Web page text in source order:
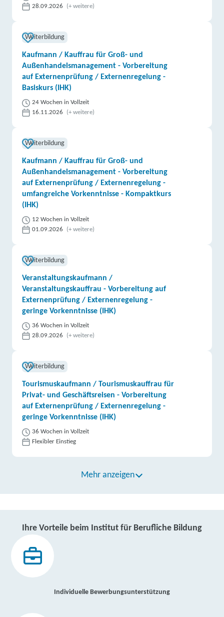
28.09.2026
(+ weitere)
Weiterbildung
Kaufmann / Kauffrau für Groß- und
Außenhandelsmanagement - Vorbereitung
auf Externenprüfung / Externenregelung -
Basiskurs (IHK)
24 Wochen in Vollzeit
16.11.2026
(+ weitere)
Weiterbildung
Kaufmann / Kauffrau für Groß- und
Außenhandelsmanagement - Vorbereitung
auf Externenprüfung / Externenregelung -
umfangreiche Vorkenntnisse - Kompaktkurs
(IHK)
12 Wochen in Vollzeit
01.09.2026
(+ weitere)
Weiterbildung
Veranstaltungskaufmann /
Veranstaltungskauffrau - Vorbereitung auf
Externenprüfung / Externenregelung -
geringe Vorkenntnisse (IHK)
36 Wochen in Vollzeit
28.09.2026
(+ weitere)
Weiterbildung
Tourismuskaufmann / Tourismuskauffrau für
Privat- und Geschäftsreisen - Vorbereitung
auf Externenprüfung / Externenregelung -
geringe Vorkenntnisse (IHK)
36 Wochen in Vollzeit
Flexibler Einstieg
Mehr anzeigen
Ihre Vorteile beim Institut für Berufliche Bildung
Individuelle Bewerbungsunterstützung